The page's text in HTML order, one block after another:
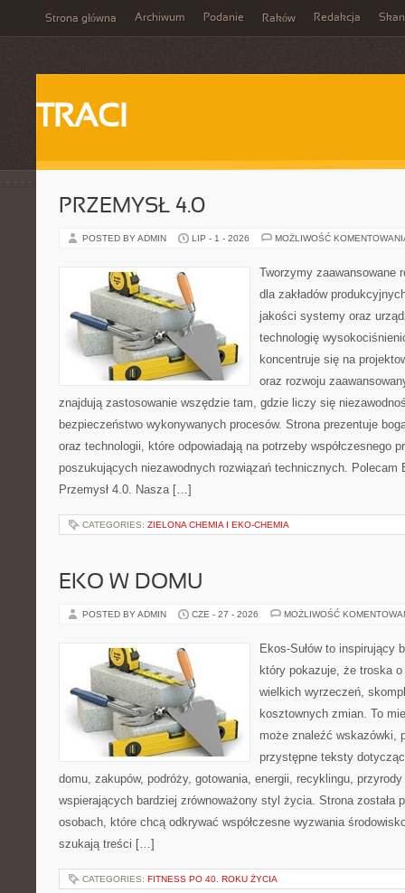
Strona główna Archiwum Podanie Raków Redakcja
TRACI
PRZEMYSŁ 4.0
POSTED BY ADMIN LIP - 1 - 2026 MOŻLIWOŚĆ
Tworzymy zaawansowane
dla zakładów
jakości systemy oraz
technologię
koncentruje się na
oraz rozwoju
znajdują zastosowanie wszędzie tam, gdzie liczy się
bezpieczeństwo wykonywanych procesów. Strona prezentuje
oraz technologii, które odpowiadają na potrzeby współczesnego
poszukujących niezawodnych rozwiązań technicznych. Polecam
Przemysł 4.0. Nasza […]
CATEGORIES: ZIELONA CHEMIA I EKO-CHEMIA
EKO W DOMU
POSTED BY ADMIN CZE - 27 - 2026 MOŻLIWOŚĆ
Ekos-Sułów to inspirujący
który pokazuje, że troska
wielkich wyrzeczeń,
kosztownych zmian. To
może znaleźć wskazówki,
przystępne teksty
domu, zakupów, podróży, gotowania, energii, recyklingu,
wspierających bardziej zrównoważony styl życia. Strona została
osobach, które chcą odkrywać współczesne wyzwania
szukają treści […]
CATEGORIES: FITNESS PO 40. ROKU ŻYCIA